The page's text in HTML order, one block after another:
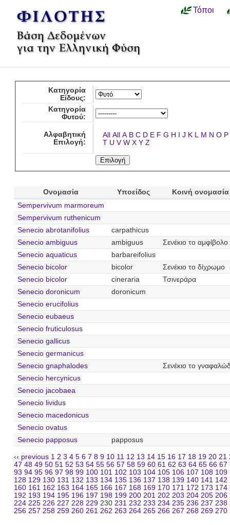
Τόποι
Κατηγορία
Είδους:
Κατηγορία
Φυτού:
Αλφαβητική
Επιλογή:
All All A B C D E F G H I J K L M N O P
T U V W X Y Z
Ονομασία Υποείδος
Κοινή ονομασία
Sempervivum marmoreum
Sempervivum ruthenicum
Senecio abrotanifolius
carpathicus
Senecio ambiguus
ambiguus
Σενέκιο το αμφίβολο
Senecio aquaticus
barbareifolius
Senecio bicolor
bicolor
Σενέκιο το δίχρωμο
Senecio bicolor
cineraria
Τσινεράρα
Senecio doronicum
doronicum
Senecio erucifolius
Senecio eubaeus
Senecio fruticulosus
Senecio gallicus
Senecio germanicus
Senecio gnaphalodes
Σενέκιο το
Senecio hercynicus
Senecio jacobaea
Senecio lividus
Senecio macedonicus
Senecio ovatus
Senecio papposus
papposus
‹‹ previous 1 2 3 4 5 6 7 8 9 10 11 12 13 14 15 16 17 18 19 20 21
47 48 49 50 51 52 53 54 55 56 57 58 59 60 61 62 63 64 65 66 67
93 94 95 96 97 98 99 100 101 102 103 104 105 106 107 108 109
128 129 130 131 132 133 134 135 136 137 138 139 140 141 142
160 161 162 163 164 165 166 167 168 169 170 171 172 173 174
192 193 194 195 196 197 198 199 200 201 202 203 204 205 206
224 225 226 227 228 229 230 231 232 233 234 235 236 237 238
256 257 258 259 260 261 262 263 264 265 266 267 268 269 270